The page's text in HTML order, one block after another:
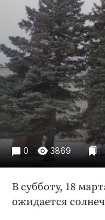
Образование
Общество
Погода
Праздники
Спорт
Экономика и
ПРОЕКТЫ
Блоги
Издания
0 3869
В субботу, 18
ожидается